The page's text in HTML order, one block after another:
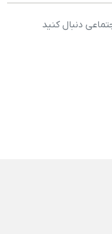
دنبال کنید